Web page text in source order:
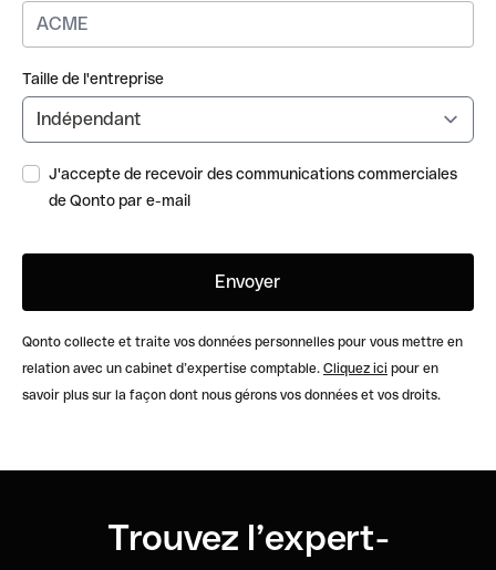
Taille de l'entreprise
J'accepte de recevoir des communications commerciales
de Qonto par e-mail
Qonto collecte et traite vos données personnelles pour vous mettre en
relation avec un cabinet d’expertise comptable. Cliquez ici pour en
savoir plus sur la façon dont nous gérons vos données et vos droits.
Trouvez l’expert-